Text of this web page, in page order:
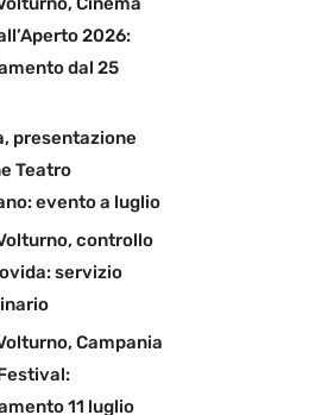
2026:
dal 25
presentazione
Teatro
evento a luglio
controllo
servizio
Campania
11 luglio